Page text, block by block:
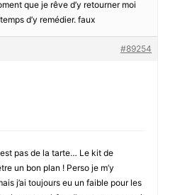
que je rêve d’y retourner moi
d’y remédier. faux
#89254
pas de la tarte… Le kit de
un bon plan ! Perso je m’y
j’ai toujours eu un faible pour les